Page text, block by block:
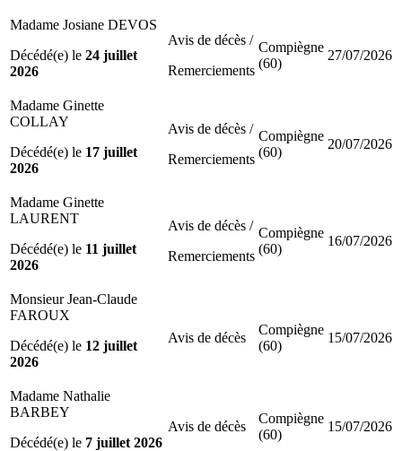
Madame Josiane DEVOS
Décédé(e) le 24 juillet
2026
Avis de décès /
Remerciements
Compiègne
(60)
27/07/2026
Madame Ginette
COLLAY
Décédé(e) le 17 juillet
2026
Avis de décès /
Remerciements
Compiègne
(60)
20/07/2026
Madame Ginette
LAURENT
Décédé(e) le 11 juillet
2026
Avis de décès /
Remerciements
Compiègne
(60)
16/07/2026
Monsieur Jean-Claude
FAROUX
Décédé(e) le 12 juillet
2026
Avis de décès
Compiègne
(60)
15/07/2026
Madame Nathalie
BARBEY
Décédé(e) le 7 juillet 2026
Avis de décès
Compiègne
(60)
15/07/2026